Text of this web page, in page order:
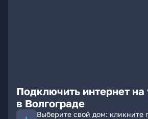
Подключить интернет на
в Волгограде
Выберите свой дом: кликните